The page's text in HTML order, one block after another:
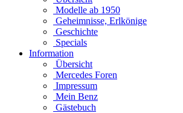
Modelle ab 1950
Geheimnisse, Erlkönige
Geschichte
Specials
Information
Übersicht
Mercedes Foren
Impressum
Mein Benz
Gästebuch